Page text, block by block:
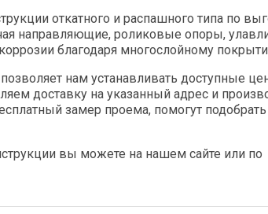
откатного и распашного типа по
направляющие, роликовые опоры,
благодаря многослойному
нам устанавливать доступные
доставку на указанный адрес и
замер проема, помогут подобрать
вы можете на нашем сайте или по